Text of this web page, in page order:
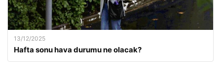
13/12/2025
Hafta sonu hava durumu ne olacak?